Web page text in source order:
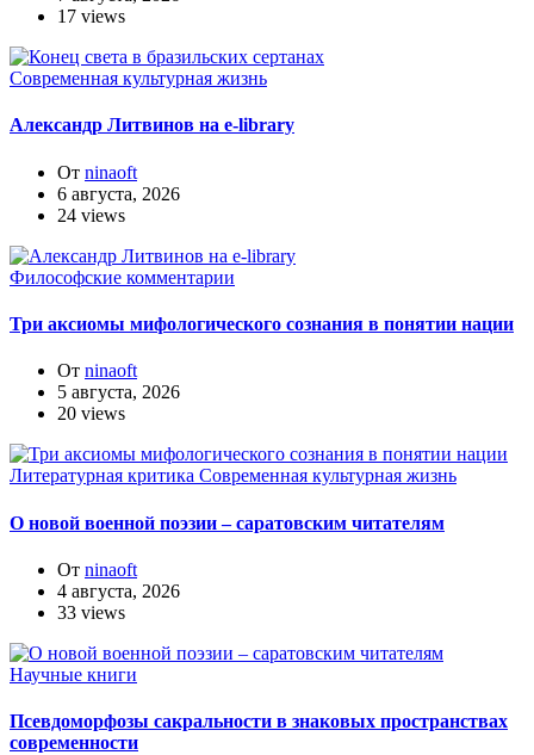
17 views
Современная культурная жизнь
Александр Литвинов на e-library
От ninaoft
6 августа, 2026
24 views
Философские комментарии
Три аксиомы мифологического сознания в понятии нации
От ninaoft
5 августа, 2026
20 views
Литературная критика Современная культурная жизнь
О новой военной поэзии – саратовским читателям
От ninaoft
4 августа, 2026
33 views
Научные книги
Псевдоморфозы сакральности в знаковых пространствах
современности